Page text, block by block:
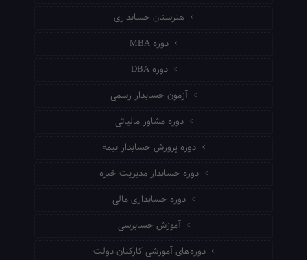
هنرستان حسابداری
دوره MBA
دوره DBA
آزمون حسابدار رسمی
دوره مشاور مالیاتی
دوره پرورش حسابدار بیمه
دوره حسابدار مدیریت خبره
دوره حسابداری مالی
آموزش حسابرسی
دوره‌های آموزشی کارکنان دولت